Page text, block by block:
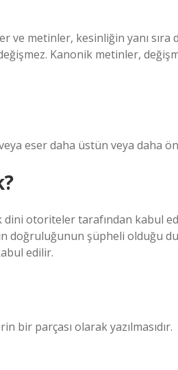
metinler, kesinliğin yanı sıra
Kanonik metinler,
eser daha üstün veya daha
otoriteler tarafından kabul
doğruluğunun şüpheli olduğu
edilir.
bir parçası olarak yazılmasıdır.